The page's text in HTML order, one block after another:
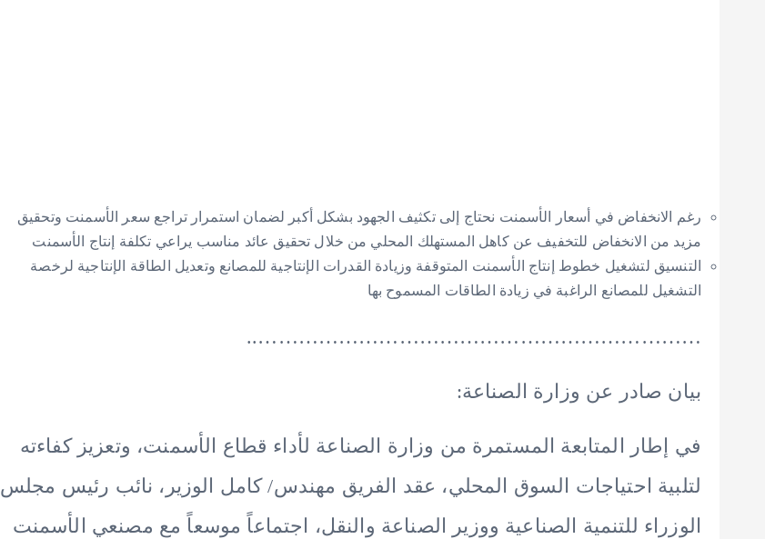
رغم الانخفاض في أسعار الأسمنت نحتاج إلى تكثيف الجهود بشكل أكبر لضمان استمرار تراجع سعر الأسمنت وتحقيق
مزيد من الانخفاض للتخفيف عن كاهل المستهلك المحلي من خلال تحقيق عائد مناسب يراعي تكلفة إنتاج الأسمنت
التنسيق لتشغيل خطوط إنتاج الأسمنت المتوقفة وزيادة القدرات الإنتاجية للمصانع وتعديل الطاقة الإنتاجية لرخصة
التشغيل للمصانع الراغبة في زيادة الطاقات المسموح بها
…………………………………………………………..
بيان صادر عن وزارة الصناعة:
في إطار المتابعة المستمرة من وزارة الصناعة لأداء قطاع الأسمنت، وتعزيز كفاءته
لتلبية احتياجات السوق المحلي، عقد الفريق مهندس/ كامل الوزير، نائب رئيس مجلس
الوزراء للتنمية الصناعية ووزير الصناعة والنقل، اجتماعاً موسعاً مع مصنعي الأسمنت